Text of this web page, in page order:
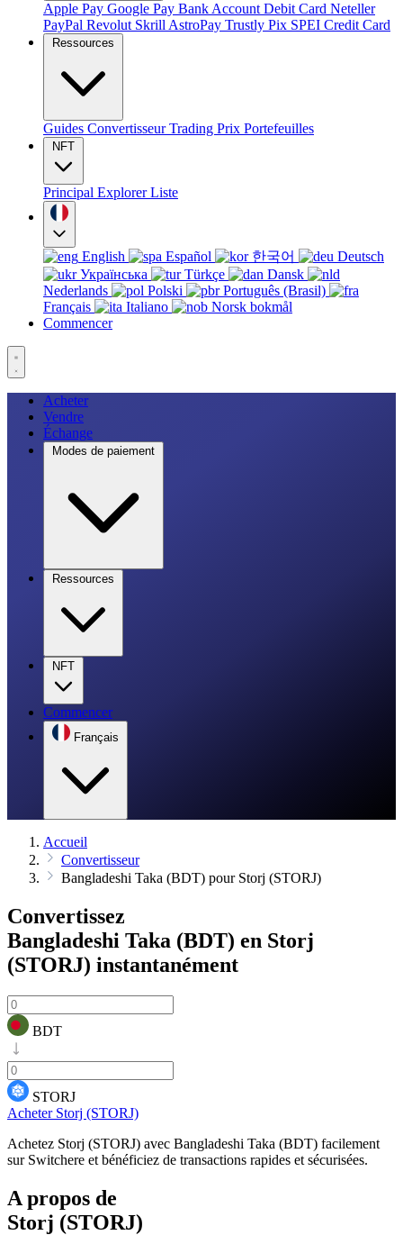
Apple Pay Google Pay Bank Account Debit Card Neteller
PayPal Revolut Skrill AstroPay Trustly Pix SPEI Credit Card
Ressources
Guides ConvertisseurTrading Prix Portefeuilles
NFT
Principal ExplorerListe
English Español 한국어
Deutsch
Українська
Türkçe
Dansk
Nederlands
Polski
Português (Brasil)
Français
Italiano
Norsk bokmål
Commencer
Acheter
Vendre
Échange
Modes de paiement
Ressources
NFT
Commencer
Français
Accueil
Convertisseur
Bangladeshi Taka (BDT) pour Storj (STORJ)
Convertissez
Bangladeshi Taka (BDT) en Storj
(STORJ) instantanément
BDT
STORJ
Acheter Storj (STORJ)
Achetez Storj (STORJ) avec Bangladeshi Taka (BDT) facilement
sur Switchere et bénéficiez de transactions rapides et sécurisées.
A propos de
Storj (STORJ)